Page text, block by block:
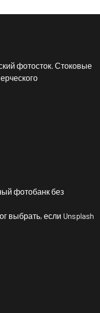
фотосток. Стоковые
фотобанк без
выбрать, если Unsplash